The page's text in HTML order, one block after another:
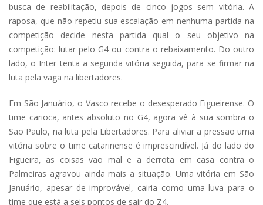
busca de reabilitação, depois de cinco jogos sem vitória. A
raposa, que não repetiu sua escalação em nenhuma partida na
competição decide nesta partida qual o seu objetivo na
competição: lutar pelo G4 ou contra o rebaixamento. Do outro
lado, o Inter tenta a segunda vitória seguida, para se firmar na
luta pela vaga na libertadores.
Em São Januário, o Vasco recebe o desesperado Figueirense. O
time carioca, antes absoluto no G4, agora vê à sua sombra o
São Paulo, na luta pela Libertadores. Para aliviar a pressão uma
vitória sobre o time catarinense é imprescindível. Já do lado do
Figueira, as coisas vão mal e a derrota em casa contra o
Palmeiras agravou ainda mais a situação. Uma vitória em São
Januário, apesar de improvável, cairia como uma luva para o
time que está a seis pontos de sair do Z4.